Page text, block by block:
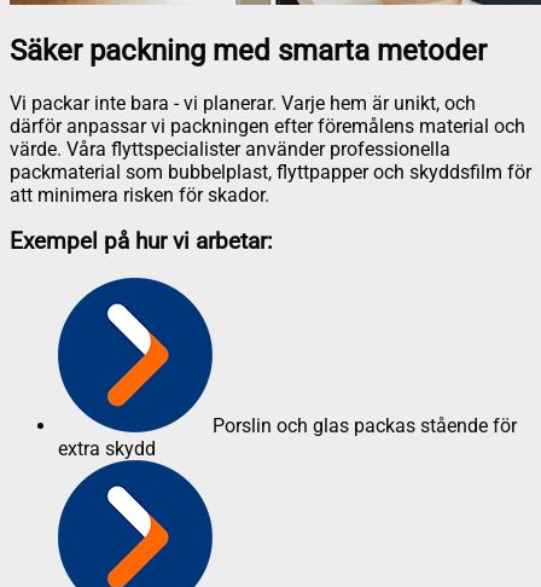
Säker packning med smarta metoder
Vi packar inte bara - vi planerar. Varje hem är unikt, och
därför anpassar vi packningen efter föremålens material och
värde. Våra flyttspecialister använder professionella
packmaterial som bubbelplast, flyttpapper och skyddsfilm för
att minimera risken för skador.
Exempel på hur vi arbetar:
Porslin och glas packas stående för
extra skydd